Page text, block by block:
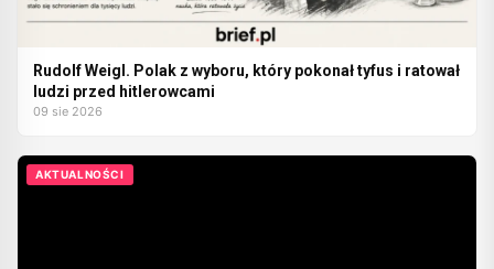
Rudolf Weigl. Polak z wyboru, który pokonał tyfus i ratował
ludzi przed hitlerowcami
09 sie 2026
AKTUALNOŚCI